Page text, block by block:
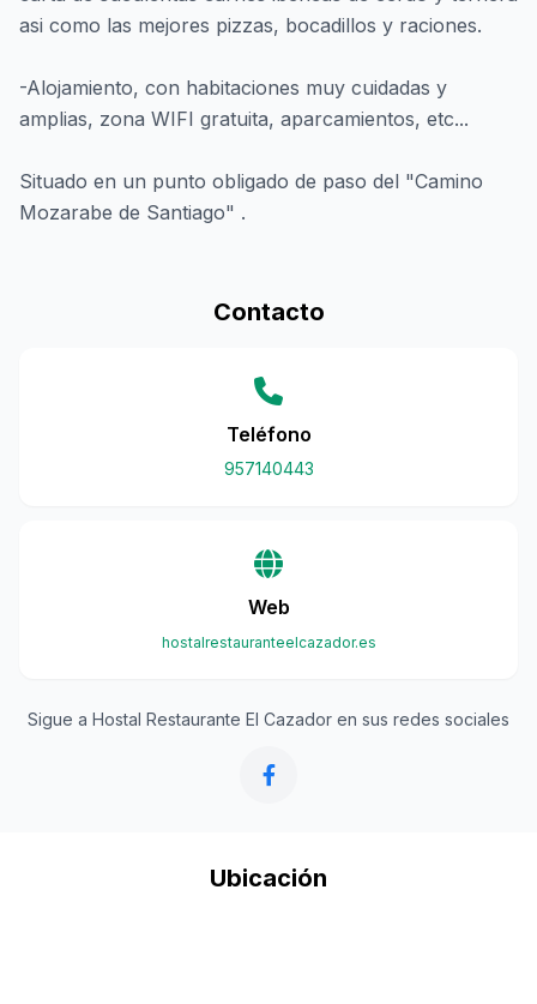
asi como las mejores pizzas, bocadillos y raciones.
-Alojamiento, con habitaciones muy cuidadas y
amplias, zona WIFI gratuita, aparcamientos, etc...
Situado en un punto obligado de paso del "Camino
Mozarabe de Santiago" .
Contacto
Teléfono
957140443
Web
hostalrestauranteelcazador.es
Sigue a Hostal Restaurante El Cazador en sus redes sociales
Ubicación